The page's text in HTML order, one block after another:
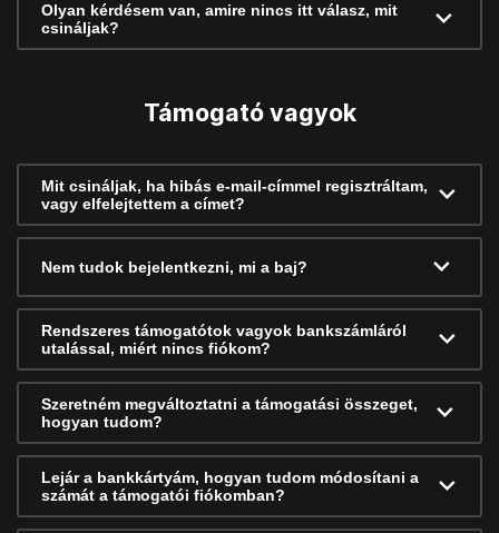
Olyan kérdésem van, amire nincs itt válasz, mit
csináljak?
Támogató vagyok
Mit csináljak, ha hibás e-mail-címmel regisztráltam,
vagy elfelejtettem a címet?
Nem tudok bejelentkezni, mi a baj?
Rendszeres támogatótok vagyok bankszámláról
utalással, miért nincs fiókom?
Szeretném megváltoztatni a támogatási összeget,
hogyan tudom?
Lejár a bankkártyám, hogyan tudom módosítani a
számát a támogatói fiókomban?